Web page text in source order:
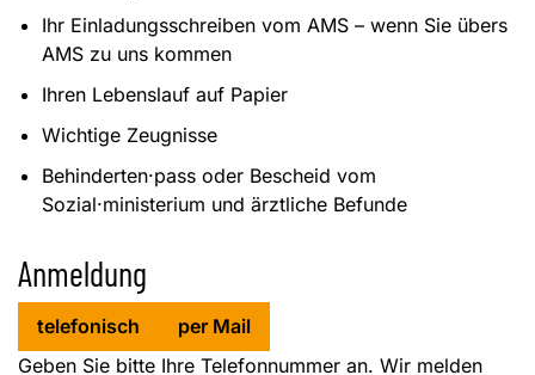
Ihr Einladungsschreiben vom AMS – wenn Sie übers
AMS zu uns kommen
Ihren Lebenslauf auf Papier
Wichtige Zeugnisse
Behinderten·pass oder Bescheid vom
Sozial·ministerium und ärztliche Befunde
Anmeldung
telefonisch
per Mail
Geben Sie bitte Ihre Telefonnummer an. Wir melden